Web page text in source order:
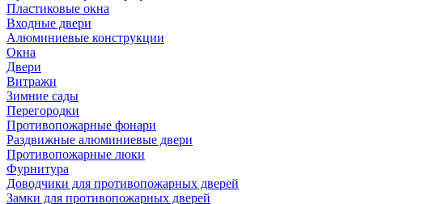
Пластиковые окна
Входные двери
Алюминиевые конструкции
Окна
Двери
Витражи
Зимние сады
Перегородки
Противопожарные фонари
Раздвижные алюминиевые двери
Противопожарные люки
Фурнитура
Доводчики для противопожарных дверей
Замки для противопожарных дверей